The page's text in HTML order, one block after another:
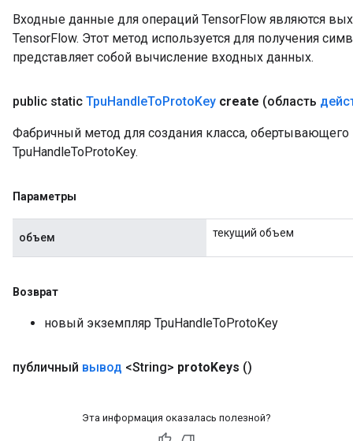
Входные данные для операций TensorFlow являются
TensorFlow. Этот метод используется для получения
представляет собой вычисление входных данных.
public static TpuHandleToProtoKey create (область
Фабричный метод для создания класса,
TpuHandleToProtoKey.
Параметры
объем текущий объем
Возврат
новый экземпляр TpuHandleToProtoKey
публичный вывод <String> protoKeys ()
Эта информация оказалась полезной?